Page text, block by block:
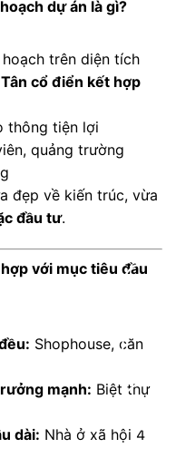
dự án là gì?
trên diện tích
cổ điển kết hợp
thông tiện lợi
quảng trường
đẹp về kiến trúc, vừa
đầu tư.
với mục tiêu đầu
Shophouse, căn
mạnh: Biệt thự
dài: Nhà ở xã hội 4